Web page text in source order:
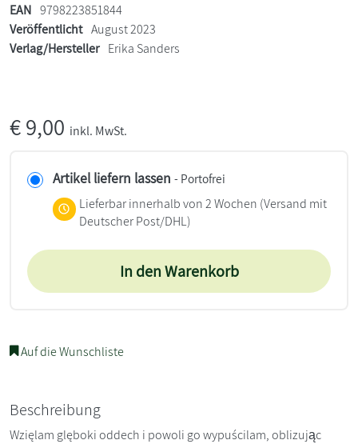
EAN 9798223851844
Veröffentlicht August 2023
Verlag/Hersteller Erika Sanders
€9,00 inkl. MwSt.
Artikel liefern lassen - Portofrei
Lieferbar innerhalb von 2 Wochen (Versand mit
Deutscher Post/DHL)
In den Warenkorb
Auf die Wunschliste
Beschreibung
Wzięlam glęboki oddech i powoli go wypuścilam, oblizując